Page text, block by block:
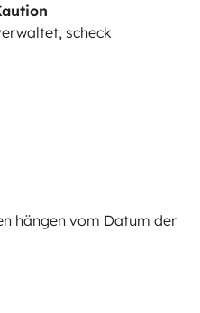
scheck
hängen vom Datum der